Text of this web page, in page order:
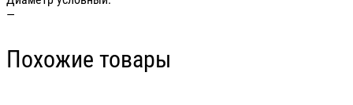
—
Похожие товары